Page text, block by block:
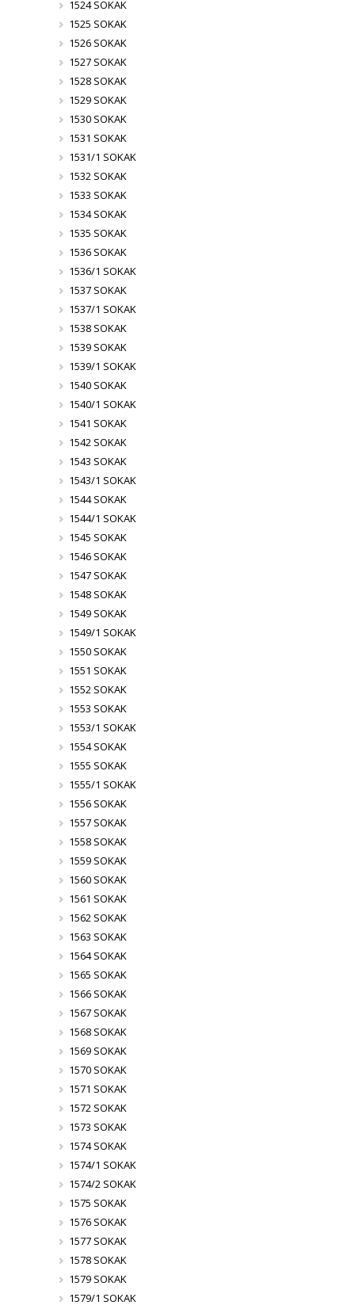
1524 SOKAK
1525 SOKAK
1526 SOKAK
1527 SOKAK
1528 SOKAK
1529 SOKAK
1530 SOKAK
1531 SOKAK
1531/1 SOKAK
1532 SOKAK
1533 SOKAK
1534 SOKAK
1535 SOKAK
1536 SOKAK
1536/1 SOKAK
1537 SOKAK
1537/1 SOKAK
1538 SOKAK
1539 SOKAK
1539/1 SOKAK
1540 SOKAK
1540/1 SOKAK
1541 SOKAK
1542 SOKAK
1543 SOKAK
1543/1 SOKAK
1544 SOKAK
1544/1 SOKAK
1545 SOKAK
1546 SOKAK
1547 SOKAK
1548 SOKAK
1549 SOKAK
1549/1 SOKAK
1550 SOKAK
1551 SOKAK
1552 SOKAK
1553 SOKAK
1553/1 SOKAK
1554 SOKAK
1555 SOKAK
1555/1 SOKAK
1556 SOKAK
1557 SOKAK
1558 SOKAK
1559 SOKAK
1560 SOKAK
1561 SOKAK
1562 SOKAK
1563 SOKAK
1564 SOKAK
1565 SOKAK
1566 SOKAK
1567 SOKAK
1568 SOKAK
1569 SOKAK
1570 SOKAK
1571 SOKAK
1572 SOKAK
1573 SOKAK
1574 SOKAK
1574/1 SOKAK
1574/2 SOKAK
1575 SOKAK
1576 SOKAK
1577 SOKAK
1578 SOKAK
1579 SOKAK
1579/1 SOKAK